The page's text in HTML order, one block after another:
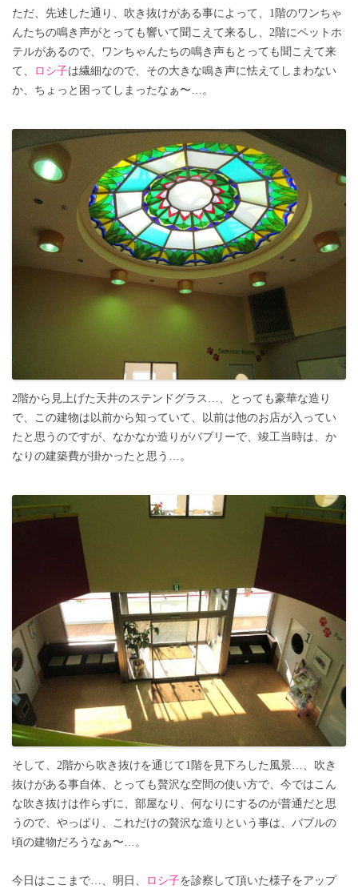
ただ、先述した通り、吹き抜けがある事によって、1階のワンちゃ
んたちの鳴き声がとっても響いて聞こえて来るし、2階にペットホ
テルがあるので、ワンちゃんたちの鳴き声もとっても聞こえて来
て、
ロシ子は繊細なので、その大きな鳴き声に怯えてしまわない
か、ちょっと困ってしまったなぁ〜…。
2階から見上げた天井のステンドグラス…、とっても豪華な造り
で、この建物は以前から知っていて、以前は他のお店が入ってい
たと思うのですが、なかなか造りがバブリーで、竣工当時は、か
なりの建築費が掛かったと思う…。
そして、2階から吹き抜けを通じて1階を見下ろした風景…、吹き
抜けがある事自体、とっても贅沢な空間の使い方で、今ではこん
な吹き抜けは作らずに、部屋なり、何なりにするのが普通だと思
うので、やっぱり、これだけの贅沢な造りという事は、バブルの
頃の建物だろうなぁ〜…。
今日はここまで…、明日、 ロシ子を診察して頂いた様子をアップ